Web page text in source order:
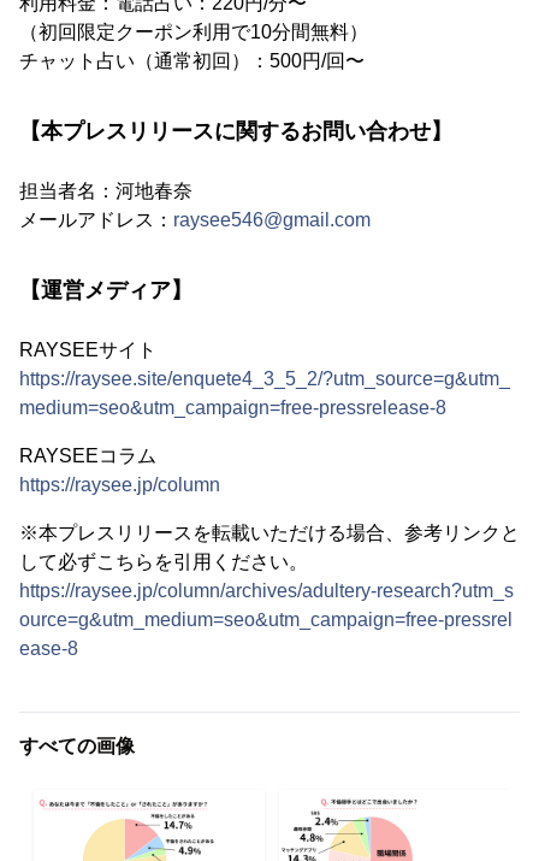
（初回限定クーポン利用で10分間無料）
チャット占い（通常初回）：500円/回〜
【本プレスリリースに関するお問い合わせ】
担当者名：河地春奈
メールアドレス： raysee546@gmail.com
【運営メディア】
RAYSEEサイト
https://raysee.site/enquete4_3_5_2/?utm_source=g&utm_
medium=seo&utm_campaign=free-pressrelease-8
RAYSEEコラム
https://raysee.jp/column
※本プレスリリースを転載いただける場合、参考リンクと
して必ずこちらを引用ください。
https://raysee.jp/column/archives/adultery-research?utm_s
ource=g&utm_medium=seo&utm_campaign=free-pressrel
ease-8
すべての画像